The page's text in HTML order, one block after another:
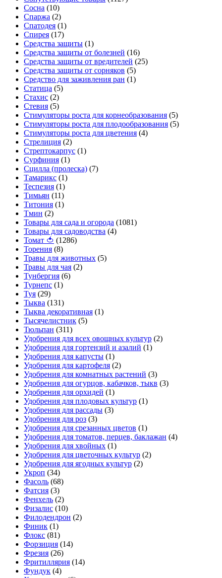
Сосна (10)
Спаржа (2)
Спатодея (1)
Спирея (17)
Средства защиты (1)
Средства защиты от болезней (16)
Средства защиты от вредителей (25)
Средства защиты от сорняков (5)
Средство для заживления ран (1)
Статица (5)
Стахис (2)
Стевия (5)
Стимуляторы роста для корнеобразования (5)
Стимуляторы роста для плодообразования (5)
Стимуляторы роста для цветения (4)
Стрелиция (2)
Стрептокарпус (1)
Сурфиния (1)
Сцилла (пролеска) (7)
Тамарикс (1)
Теспезия (1)
Тимьян (11)
Титония (1)
Тмин (2)
Товары для сада и огорода (1081)
Товары для садоводства (4)
Томат 🍅 (1286)
Торения (8)
Травы для животных (5)
Травы для чая (2)
Тунбергия (6)
Турнепс (1)
Туя (29)
Тыква (131)
Тыква декоративная (1)
Тысячелистник (5)
Тюльпан (311)
Удобрения для всех овощных культур (2)
Удобрения для гортензий и азалий (1)
Удобрения для капусты (1)
Удобрения для картофеля (2)
Удобрения для комнатных растений (3)
Удобрения для огурцов, кабачков, тыкв (3)
Удобрения для орхидей (1)
Удобрения для плодовых культур (1)
Удобрения для рассады (3)
Удобрения для роз (3)
Удобрения для срезанных цветов (1)
Удобрения для томатов, перцев, баклажан (4)
Удобрения для хвойных (1)
Удобрения для цветочных культур (2)
Удобрения для ягодных культур (2)
Укроп (34)
Фасоль (68)
Фатсия (3)
Фенхель (2)
Физалис (10)
Филодендрон (2)
Финик (1)
Флокс (81)
Форзиция (14)
Фрезия (26)
Фритиллярия (14)
Фундук (4)